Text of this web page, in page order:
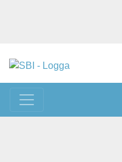
Toggle navigation